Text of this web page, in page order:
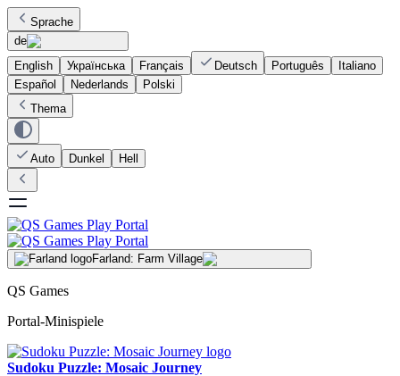
Sprache
de
English
Українська Français Deutsch Português
Italiano
Español
Nederlands
Polski
Thema
Auto Dunkel Hell
Farland: Farm Village
QS Games
Portal-Minispiele
Sudoku Puzzle: Mosaic Journey